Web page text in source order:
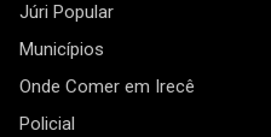
Júri Popular
Municípios
Onde Comer em Irecê
Policial